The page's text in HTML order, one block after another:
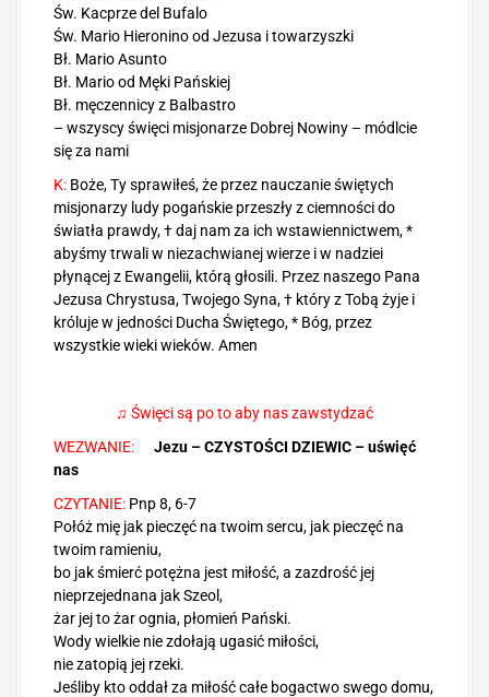
Św. Kacprze del Bufalo
Św. Mario Hieronino od Jezusa i towarzyszki
Bł. Mario Asunto
Bł. Mario od Męki Pańskiej
Bł. męczennicy z Balbastro
– wszyscy święci misjonarze Dobrej Nowiny – módlcie
się za nami
K: Boże, Ty sprawiłeś, że przez nauczanie świętych
misjonarzy ludy pogańskie przeszły z ciemności do
światła prawdy, † daj nam za ich wstawiennictwem, *
abyśmy trwali w niezachwianej wierze i w nadziei
płynącej z Ewangelii, którą głosili. Przez naszego Pana
Jezusa Chrystusa, Twojego Syna, † który z Tobą żyje i
króluje w jedności Ducha Świętego, * Bóg, przez
wszystkie wieki wieków. Amen
♫ Święci są po to aby nas zawstydzać
WEZWANIE: Jezu – CZYSTOŚCI DZIEWIC – uświęć
nas
CZYTANIE: Pnp 8, 6-7
Połóż mię jak pieczęć na twoim sercu, jak pieczęć na
twoim ramieniu,
bo jak śmierć potężna jest miłość, a zazdrość jej
nieprzejednana jak Szeol,
żar jej to żar ognia, płomień Pański.
Wody wielkie nie zdołają ugasić miłości,
nie zatopią jej rzeki.
Jeśliby kto oddał za miłość całe bogactwo swego domu,